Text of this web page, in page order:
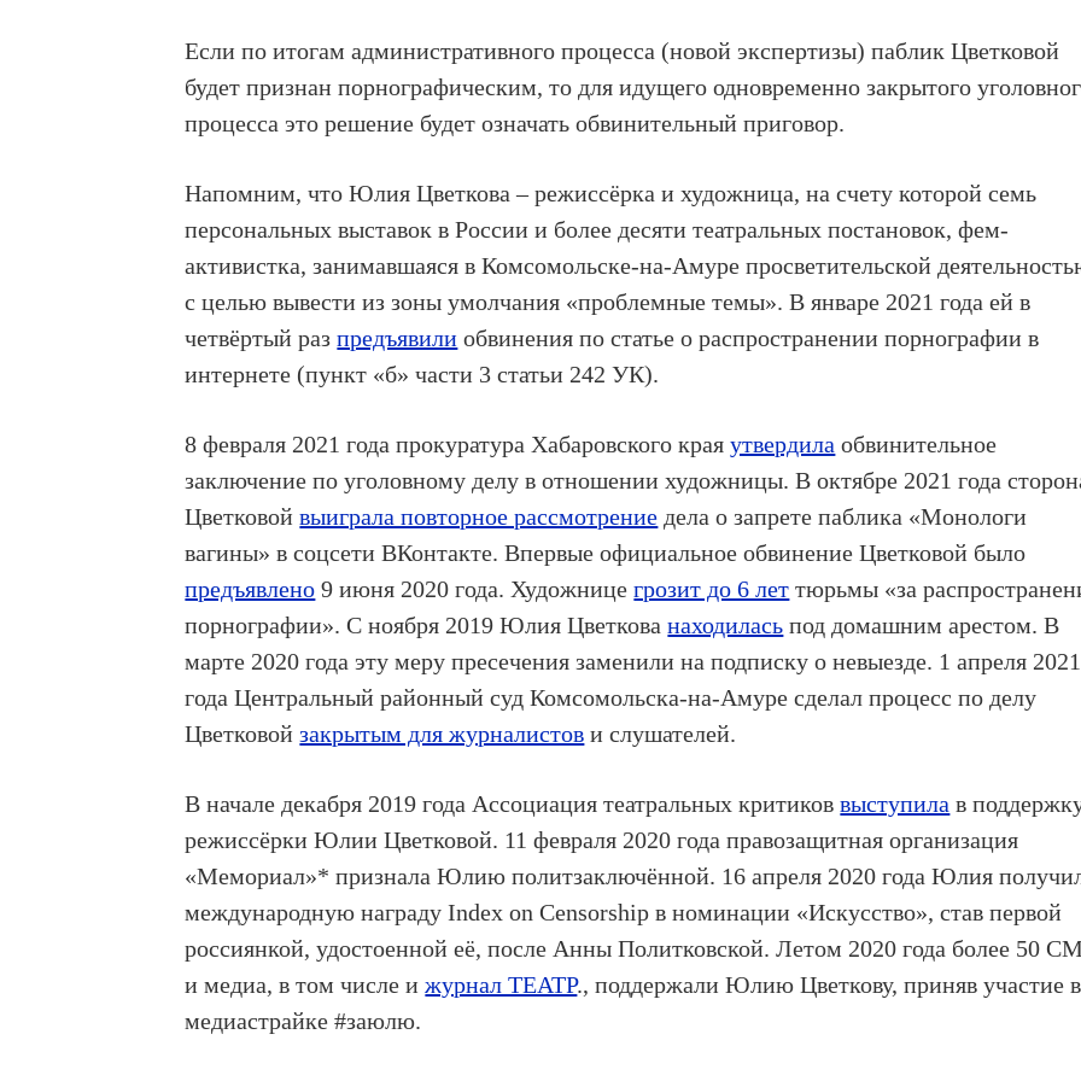
Если по итогам административного процесса (новой экспертизы) паблик Цветковой
будет признан порнографическим, то для идущего одновременно закрытого
процесса это решение будет означать обвинительный приговор.
Напомним, что Юлия Цветкова – режиссёрка и художница, на счету которой семь
персональных выставок в России и более десяти театральных постановок, фем-
активистка, занимавшаяся в Комсомольске-на-Амуре просветительской
с целью вывести из зоны умолчания «проблемные темы». В январе 2021 года ей в
четвёртый разпредъявили обвинения по статье о распространении порнографии в
интернете (пункт «б» части 3 статьи 242 УК).
8 февраля 2021 года прокуратура Хабаровского краяутвердила обвинительное
заключение по уголовному делу в отношении художницы.В октябре 2021 года
Цветковойвыиграла повторное рассмотрение дела о запрете паблика «Монологи
вагины» в соцсети ВКонтакте.Впервые официальное обвинение Цветковой было
предъявлено 9 июня 2020 года. Художницегрозит до 6 лет тюрьмы «за
порнографии». С ноября 2019 Юлия Цветкованаходилась под домашним арестом. В
марте 2020 года эту меру пресечения заменили на подписку о невыезде. 1 апреля 2021
года Центральный районный суд Комсомольска-на-Амуре сделал процесс по делу
Цветковойзакрытым для журналистов и слушателей.
В начале декабря 2019 года Ассоциация театральных критиковвыступила в
режиссёрки Юлии Цветковой. 11 февраля 2020 года правозащитная организация
«Мемориал»* признала Юлию политзаключённой. 16 апреля 2020 года Юлия
международную награду Index on Censorship в номинации «Искусство», став первой
россиянкой, удостоенной её, после Анны Политковской.Летом 2020 года более 50
и медиа, в том числе ижурнал ТЕАТР., поддержали Юлию Цветкову, приняв участие в
медиастрайке #заюлю.